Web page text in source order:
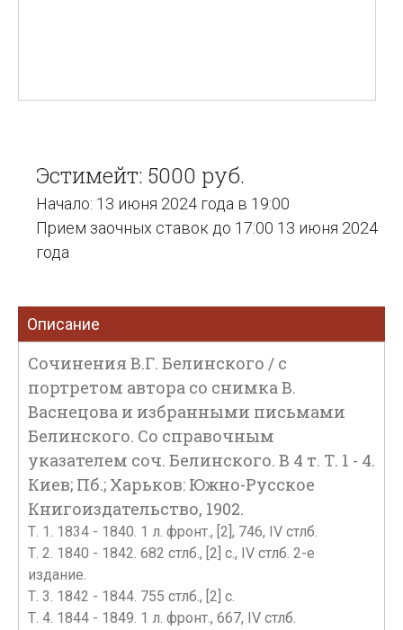
Эстимейт: 5000 руб.
Начало: 13 июня 2024 года в 19:00
Прием заочных ставок до 17:00 13 июня 2024
года
Описание
Сочинения В.Г. Белинского / с
портретом автора со снимка В.
Васнецова и избранными письмами
Белинского. Со справочным
указателем соч. Белинского. В 4 т. Т. 1 - 4.
Киев; Пб.; Харьков: Южно-Русское
Книгоиздательство, 1902.
Т. 1. 1834 - 1840. 1 л. фронт., [2], 746, IV стлб.
Т. 2. 1840 - 1842. 682 стлб., [2] с., IV стлб. 2-е
издание.
Т. 3. 1842 - 1844. 755 стлб., [2] с.
Т. 4. 1844 - 1849. 1 л. фронт., 667, IV стлб.